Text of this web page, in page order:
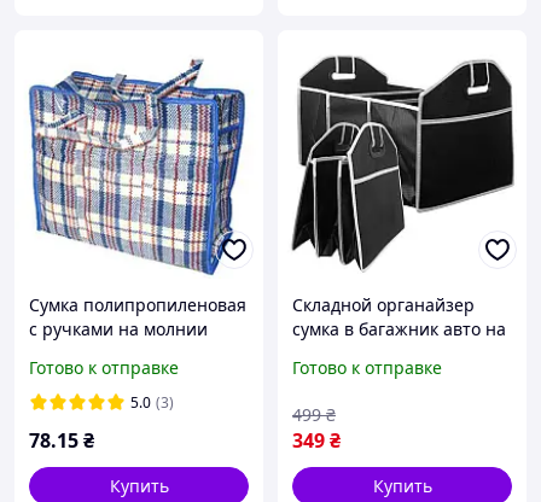
Сумка полипропиленовая
с ручками на молнии
Готово к отправке
5.0 (3)
78.15₴
Купить
Складной органайзер
сумка в багажник авто на
Черный
Готово к отправке
349₴
499 ₴
Купить